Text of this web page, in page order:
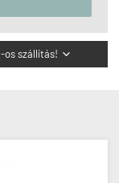
os szállítás! 